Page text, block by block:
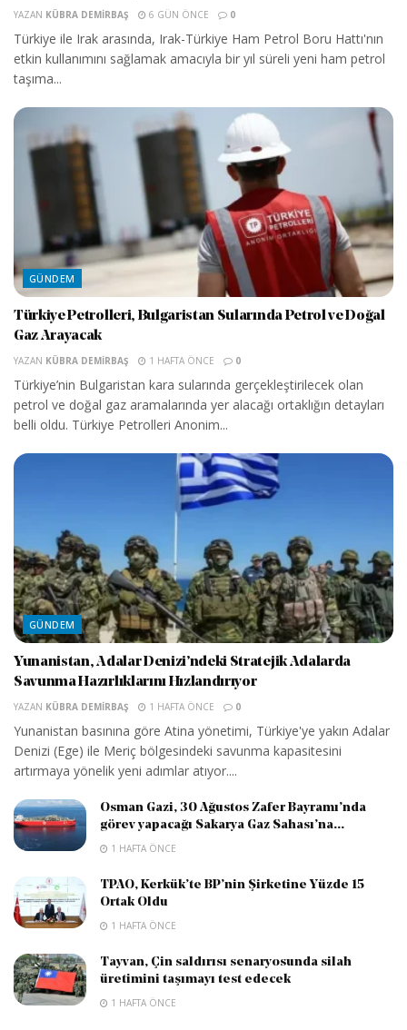
YAZAN KÜBRA DEMIRBAŞ 6 GÜN ÖNCE 0
Türkiye ile Irak arasında, Irak-Türkiye Ham Petrol Boru Hattı'nın
etkin kullanımını sağlamak amacıyla bir yıl süreli yeni ham petrol
taşıma...
GÜNDEM
Türkiye Petrolleri, Bulgaristan Sularında Petrol ve Doğal
Gaz Arayacak
YAZAN KÜBRA DEMIRBAŞ 1 HAFTA ÖNCE 0
Türkiye’nin Bulgaristan kara sularında gerçekleştirilecek olan
petrol ve doğal gaz aramalarında yer alacağı ortaklığın detayları
belli oldu. Türkiye Petrolleri Anonim...
GÜNDEM
Yunanistan, Adalar Denizi’ndeki Stratejik Adalarda
Savunma Hazırlıklarını Hızlandırıyor
YAZAN KÜBRA DEMIRBAŞ 1 HAFTA ÖNCE 0
Yunanistan basınına göre Atina yönetimi, Türkiye'ye yakın Adalar
Denizi (Ege) ile Meriç bölgesindeki savunma kapasitesini
artırmaya yönelik yeni adımlar atıyor....
Osman Gazi, 30 Ağustos Zafer Bayramı’nda
görev yapacağı Sakarya Gaz Sahası’na...
1 HAFTA ÖNCE
TPAO, Kerkük’te BP’nin Şirketine Yüzde 15
Ortak Oldu
1 HAFTA ÖNCE
Tayvan, Çin saldırısı senaryosunda silah
üretimini taşımayı test edecek
1 HAFTA ÖNCE